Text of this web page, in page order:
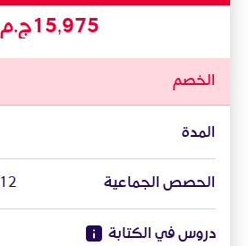
الخصم
المدة
الحصص الجماعية 12 فصلاً دراسياً جماعياً
دروس في الكتابة